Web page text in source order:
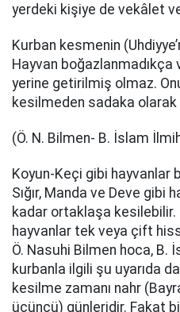
yerdeki kişiye de vekâlet
Kurban kesmenin
Hayvan
yerine getirilmiş olmaz.
kesilmeden sadaka
(Ö. N. Bilmen- B. İslam
Koyun-Keçi gibi hayvanlar
Sığır, Manda ve Deve gibi
kadar ortaklaşa kesilebilir.
hayvanlar tek veya çift
Ö. Nasuhi Bilmen hoca, B.
kurbanla ilgili şu uyarıda da
kesilme zamanı nahr
üçüncü) günleridir. Fakat